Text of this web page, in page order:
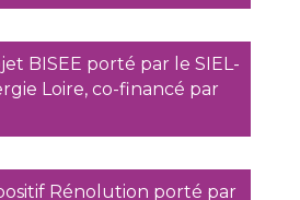
BISEE porté par le SIEL-
Loire, co-financé par
Rénolution porté par